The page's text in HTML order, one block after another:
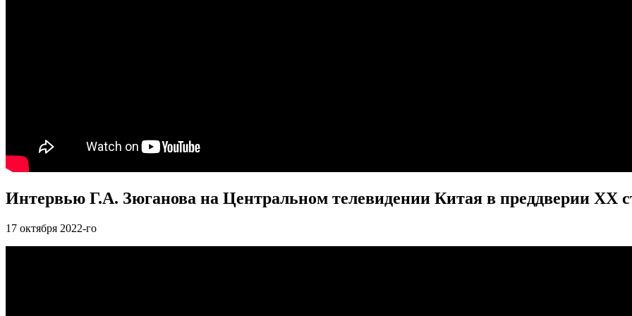
Интервью Г.А. Зюганова на Центральном телевидении Китая в преддверии ХХ
17 октября 2022-го